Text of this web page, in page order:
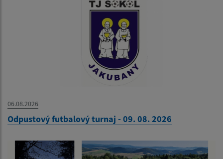
06.08.2026
Odpustový futbalový turnaj - 09. 08. 2026